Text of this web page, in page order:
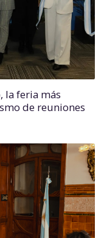
la feria más
de reuniones